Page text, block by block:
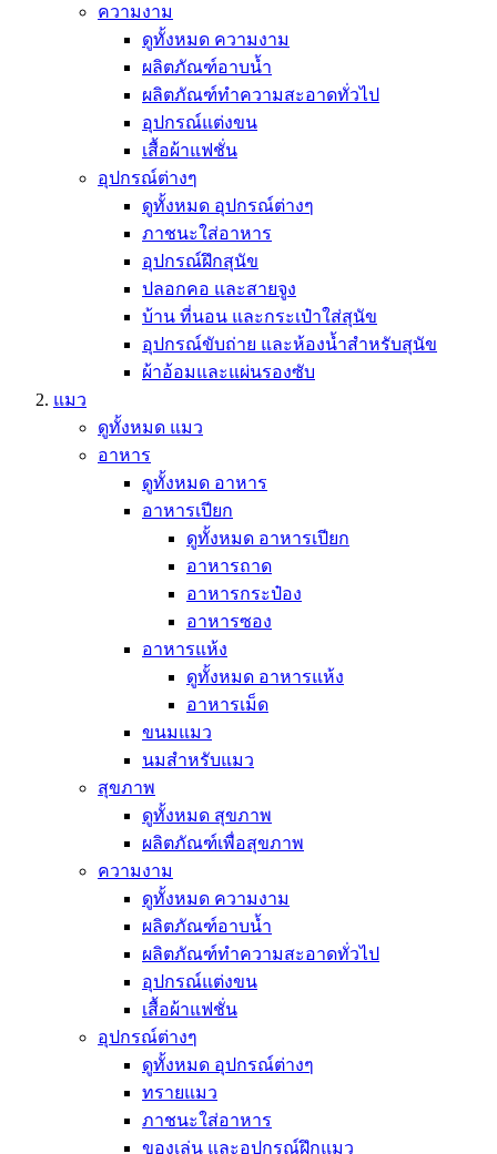
ความงาม
ดูทั้งหมด ความงาม
ผลิตภัณฑ์อาบน้ำ
ผลิตภัณฑ์ทำความสะอาดทั่วไป
อุปกรณ์แต่งขน
เสื้อผ้าแฟชั่น
อุปกรณ์ต่างๆ
ดูทั้งหมด อุปกรณ์ต่างๆ
ภาชนะใส่อาหาร
อุปกรณ์ฝึกสุนัข
ปลอกคอ และสายจูง
บ้าน ที่นอน และกระเป๋าใส่สุนัข
อุปกรณ์ขับถ่าย และห้องน้ำสำหรับสุนัข
ผ้าอ้อมและแผ่นรองซับ
แมว
ดูทั้งหมด แมว
อาหาร
ดูทั้งหมด อาหาร
อาหารเปียก
ดูทั้งหมด อาหารเปียก
อาหารถาด
อาหารกระป๋อง
อาหารซอง
อาหารแห้ง
ดูทั้งหมด อาหารแห้ง
อาหารเม็ด
ขนมแมว
นมสำหรับแมว
สุขภาพ
ดูทั้งหมด สุขภาพ
ผลิตภัณฑ์เพื่อสุขภาพ
ความงาม
ดูทั้งหมด ความงาม
ผลิตภัณฑ์อาบน้ำ
ผลิตภัณฑ์ทำความสะอาดทั่วไป
อุปกรณ์แต่งขน
เสื้อผ้าแฟชั่น
อุปกรณ์ต่างๆ
ดูทั้งหมด อุปกรณ์ต่างๆ
ทรายแมว
ภาชนะใส่อาหาร
ของเล่น และอุปกรณ์ฝึกแมว